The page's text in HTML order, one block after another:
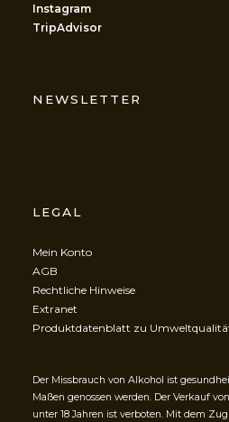
Instagram
TripAdvisor
NEWSLETTER
LEGAL
Mein Konto
AGB
Rechtliche Hinweise
Extranet
Produktdatenblatt zu
Der Missbrauch von Alkohol ist
Maßen genossen werden. Der Verkauf
unter 18 Jahren ist verboten. Mit dem